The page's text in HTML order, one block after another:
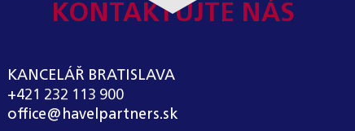
KONTAKTUJTE NÁS
KANCELÁŘ BRATISLAVA
+421 232 113 900
office@havelpartners.sk